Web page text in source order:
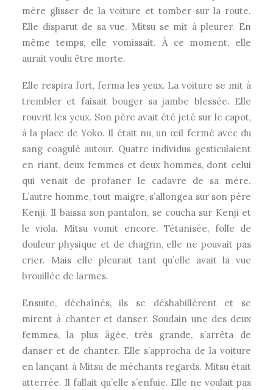
mère glisser de la voiture et tomber sur la route.
Elle disparut de sa vue. Mitsu se mit à pleurer. En
même temps, elle vomissait. À ce moment, elle
aurait voulu être morte.
Elle respira fort, ferma les yeux. La voiture se mit à
trembler et faisait bouger sa jambe blessée. Elle
rouvrit les yeux. Son père avait été jeté sur le capot,
à la place de Yoko. Il était nu, un œil fermé avec du
sang coagulé autour. Quatre individus gesticulaient
en riant, deux femmes et deux hommes, dont celui
qui venait de profaner le cadavre de sa mère.
L’autre homme, tout maigre, s’allongea sur son père
Kenji. Il baissa son pantalon, se coucha sur Kenji et
le viola. Mitsu vomit encore. Tétanisée, folle de
douleur physique et de chagrin, elle ne pouvait pas
crier. Mais elle pleurait tant qu’elle avait la vue
brouillée de larmes.
Ensuite, déchaînés, ils se déshabillèrent et se
mirent à chanter et danser. Soudain une des deux
femmes, la plus âgée, très grande, s’arrêta de
danser et de chanter. Elle s’approcha de la voiture
en lançant à Mitsu de méchants regards. Mitsu était
atterrée. Il fallait qu’elle s’enfuie. Elle ne voulait pas